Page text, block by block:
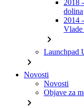
2018
dolina
2014
Vlade
chevron_right
Launchpad
chevron_right
Novosti
Novosti
Objave za
chevron_right